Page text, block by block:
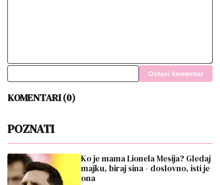
Ostavi komentar
KOMENTARI (0)
POZNATI
Ko je mama Lionela Mesija? Gledaj
majku, biraj sina - doslovno, isti je
ona